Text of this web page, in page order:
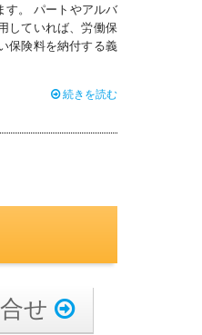
す。 パートやアルバ
していれば、労働保
保険料を納付する義
続きを読む
せ